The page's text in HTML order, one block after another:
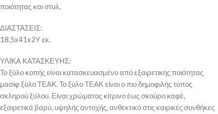
ποιότητας και στυλ.
ΔΙΑΣΤΑΣΕΙΣ:
18,5x41x2Υ εκ.
ΥΛΙΚΑ ΚΑΤΑΣΚΕΥΗΣ:
Το ξύλο κοπής είναι κατασκευασμένο από εξαιρετικής ποιότητας
μασίφ ξύλο ΤΕΑΚ. Το ξύλο ΤΕΑΚ είναι ο πιο δημοφιλής τύπος
σκληρού ξύλου. Είναι χρώματος κίτρινο έως σκούρο καφέ,
εξαιρετικά βαρύ, υψηλής αντοχής, ανθεκτικό στις καιρικές συνθήκες